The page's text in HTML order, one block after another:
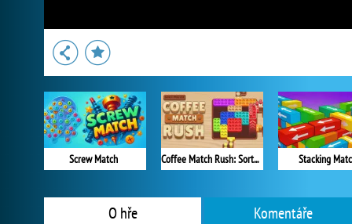
Screw Match Coffee Match Rush: Sort Puzzle Stacking
O hře Komentáře